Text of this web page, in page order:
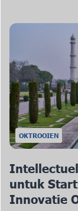
OKTROOIEN
untuk
Innovatie